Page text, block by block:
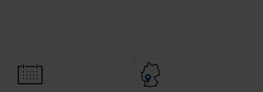
der Webseite nicht erforderlich und kann jederzeit mit
Wirkung für die Zukunft widerrufen. Der Widerruf der